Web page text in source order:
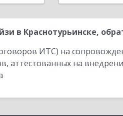
в Краснотурьинске,
ИТС) на
аттестованных на